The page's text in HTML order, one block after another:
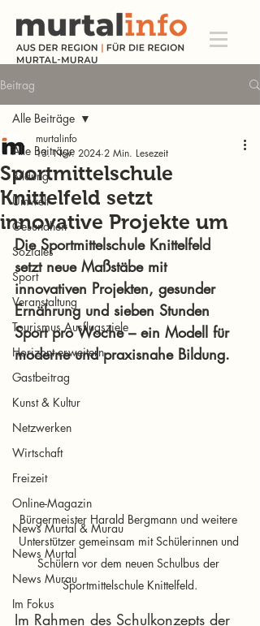
Beitrag
Alle Beiträge
Bildung
Umwelt
Gesundheit
Soziales
Sport
Veranstaltung
Tourismus Ausflugsziele
Horizont erweitern
Gastbeitrag
Kunst & Kultur
Netzwerken
Wirtschaft
Freizeit
Online-Magazin
News Murtal & Murau
News Murtal
News Murau
Im Fokus
Alle Beiträge
Sportmittelschule
Knittelfeld setzt
innovative Projekte um
murtalinfo
13. Nov. 2024 2 Min. Lesezeit
Die Sportmittelschule Knittelfeld
setzt neue Maßstäbe mit
innovativen Projekten, gesunder
Ernährung und sieben Stunden
Sport pro Woche – ein Modell für
moderne und praxisnahe Bildung.
Bürgermeister Harald Bergmann und weitere
Unterstützer gemeinsam mit Schülerinnen und
Schülern vor dem neuen Schulbus der
Sportmittelschule Knittelfeld.
Im Rahmen des Schulkonzepts der